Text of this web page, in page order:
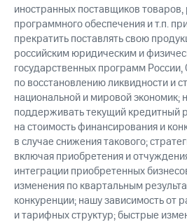
иностранных поставщиков товаров,
программного обеспечения и т.п.
прекратить поставлять свою
российским юридическим и
государственных программ
по восстановлению ликвидности и
национальной и мировой экономик;
поддерживать текущий кредитный
на стоимость финансирования и
в случае снижения такового;
включая приобретения и
интеграции приобретенных
изменения по квартальным
конкуренции; нашу зависимость от
и тарифных структур; быстрые